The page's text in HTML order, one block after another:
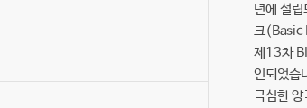
년에 설
크
제13차
인되었습
극심한